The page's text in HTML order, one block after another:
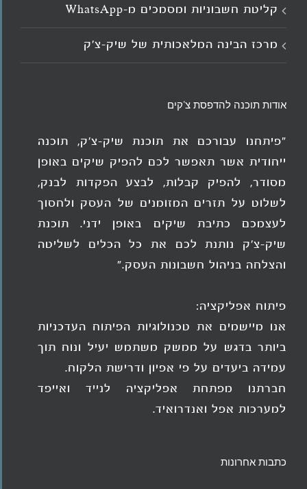
קליטת חשבוניות ומסמכים מ־WhatsApp
מרכז הבינה המלאכותית של שיק-צ'ק
אודות תוכנה להדפסת צ'קים
"פיתחנו עבורכם את תוכנת שיק-צ'ק, תוכנה
ייחודית אשר תאפשר לכם להפיק שיקים באופן
מסודר, להפיק קבלות, לבצע הפקדות לבנק,
לשלוט על תזרים המזומנים של העסק ולחסוך
לעצמכם כתיבת שיקים באופן ידני. תוכנת
שיק-צ'ק נותנת לכם את כל הכלים לשליטה
והצלחה בניהול חשבונות העסק."
פיתוח אפליקציה:
אנו מיישמים את טכנולוגיות הפיתוח העדכניות
ביותר בדגש על ממשק משתמש יעיל ונוח תוך
עמידה ביעדים על פי אפיון ודרישת הלקוח.
חברתנו מפתחת אפליקציה לנייד ואייפד
למערכות אפל ואנדרואיד.
כתבות אחרונות